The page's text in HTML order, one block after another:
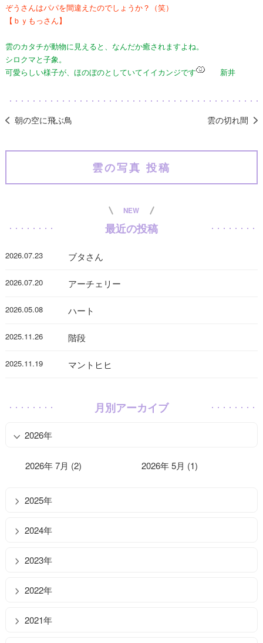
ぞうさんはパパを間違えたのでしょうか？（笑）
【ｂｙもっさん】
雲のカタチが動物に見えると、なんだか癒されますよね。
シロクマと子象。
可愛らしい様子が、ほのぼのとしていてイイカンジです
新井
朝の空に飛ぶ鳥 雲の切れ間
雲の写真 投稿
NEW
最近の投稿
2026.07.23 ブタさん
2026.07.20 アーチェリー
2026.05.08 ハート
2025.11.26 階段
2025.11.19 マントヒヒ
月別アーカイブ
2026年
2026年 7月 (2) 2026年 5月 (1)
2025年
2024年
2023年
2022年
2021年